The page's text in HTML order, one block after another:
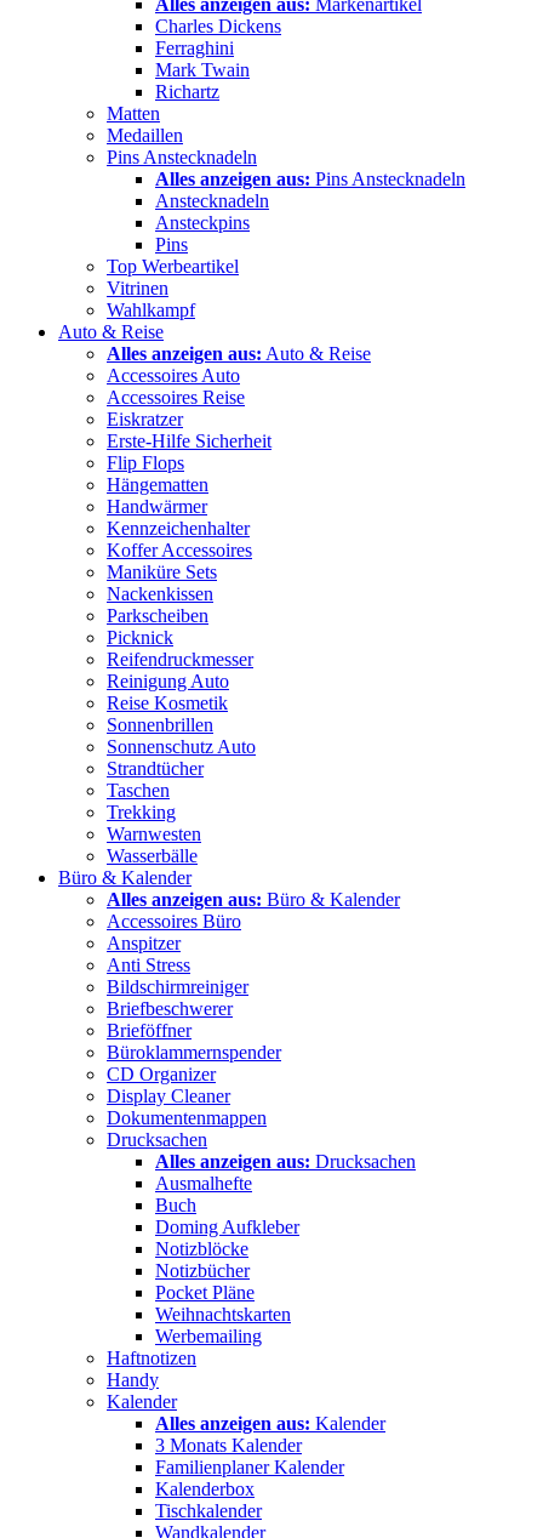
Alles anzeigen aus: Markenartikel
Charles Dickens
Ferraghini
Mark Twain
Richartz
Matten
Medaillen
Pins Anstecknadeln
Alles anzeigen aus: Pins Anstecknadeln
Anstecknadeln
Ansteckpins
Pins
Top Werbeartikel
Vitrinen
Wahlkampf
Auto & Reise
Alles anzeigen aus: Auto & Reise
Accessoires Auto
Accessoires Reise
Eiskratzer
Erste-Hilfe Sicherheit
Flip Flops
Hängematten
Handwärmer
Kennzeichenhalter
Koffer Accessoires
Maniküre Sets
Nackenkissen
Parkscheiben
Picknick
Reifendruckmesser
Reinigung Auto
Reise Kosmetik
Sonnenbrillen
Sonnenschutz Auto
Strandtücher
Taschen
Trekking
Warnwesten
Wasserbälle
Büro & Kalender
Alles anzeigen aus: Büro & Kalender
Accessoires Büro
Anspitzer
Anti Stress
Bildschirmreiniger
Briefbeschwerer
Brieföffner
Büroklammernspender
CD Organizer
Display Cleaner
Dokumentenmappen
Drucksachen
Alles anzeigen aus: Drucksachen
Ausmalhefte
Buch
Doming Aufkleber
Notizblöcke
Notizbücher
Pocket Pläne
Weihnachtskarten
Werbemailing
Haftnotizen
Handy
Kalender
Alles anzeigen aus: Kalender
3 Monats Kalender
Familienplaner Kalender
Kalenderbox
Tischkalender
Wandkalender